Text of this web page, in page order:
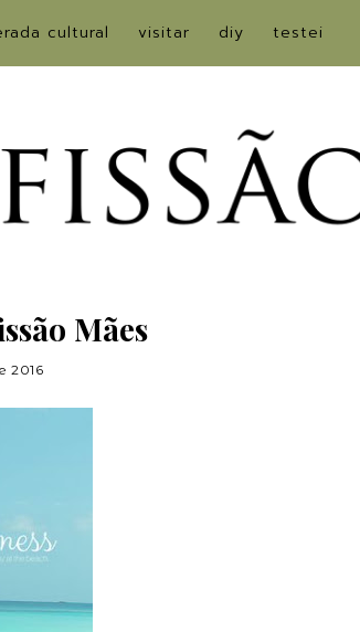
cultural visitar diy testei
Mães
2016